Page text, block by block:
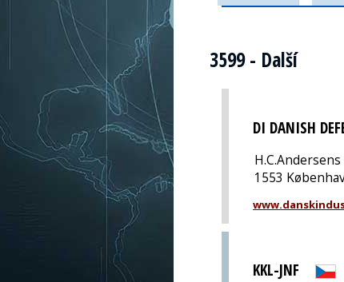
3599 - Další
DI DANISH
1553
KKL-JNF